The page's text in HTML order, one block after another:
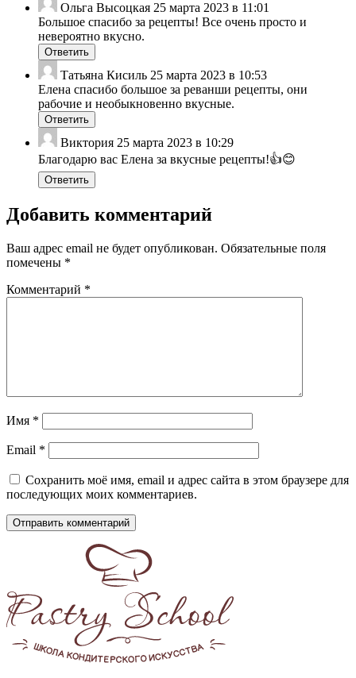
Ольга Высоцкая 25 марта 2023 в 11:01
Большое спасибо за рецепты! Все очень просто и
невероятно вкусно.
Ответить
Татьяна Кисиль 25 марта 2023 в 10:53
Елена спасибо большое за реванши рецепты, они
рабочие и необыкновенно вкусные.
Ответить
Виктория 25 марта 2023 в 10:29
Благодарю вас Елена за вкусные рецепты!👍😊
Ответить
Добавить комментарий
Ваш адрес email не будет опубликован. Обязательные поля
помечены *
Комментарий *
Имя *
Email *
Сохранить моё имя, email и адрес сайта в этом браузере для
последующих моих комментариев.